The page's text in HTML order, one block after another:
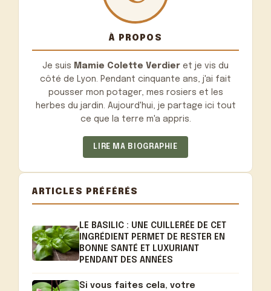
À PROPOS
Je suis Mamie Colette Verdier et je vis du
côté de Lyon. Pendant cinquante ans, j'ai fait
pousser mon potager, mes rosiers et les
herbes du jardin. Aujourd'hui, je partage ici tout
ce que la terre m'a appris.
LIRE MA BIOGRAPHIE
ARTICLES PRÉFÉRÉS
LE BASILIC : UNE CUILLERÉE DE CET
INGRÉDIENT PERMET DE RESTER EN
BONNE SANTÉ ET LUXURIANT
PENDANT DES ANNÉES
Si vous faites cela, votre